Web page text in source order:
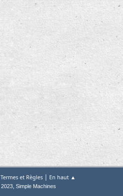
Termes et Règles| En haut ▲
, Simple Machines